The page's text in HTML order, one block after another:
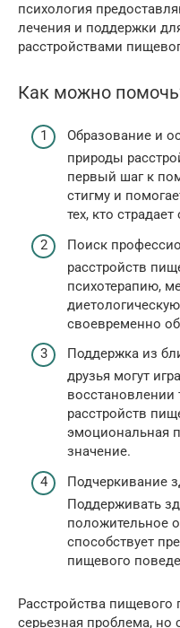
психология
лечения и поддержки
расстройствами
Как можно
Образование и
природы
первый шаг к
стигму и
тех, кто
Поиск
расстройств
психотерапию,
своевременно
Поддержка из
друзья могут
восстановлении
расстройств
эмоциональная
значение.
Подчеркивание
Поддерживать
положительное
способствует
пищевого
Расстройства пищевого
серьезная проблема,